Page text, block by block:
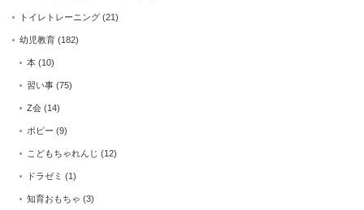
トイレトレーニング (21)
幼児教育 (182)
本 (10)
習い事 (75)
Z会 (14)
ポピー (9)
こどもちゃれんじ (12)
ドラゼミ (1)
知育おもちゃ (3)